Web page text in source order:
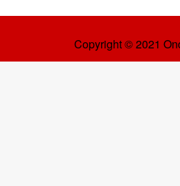
Copyright © 2021